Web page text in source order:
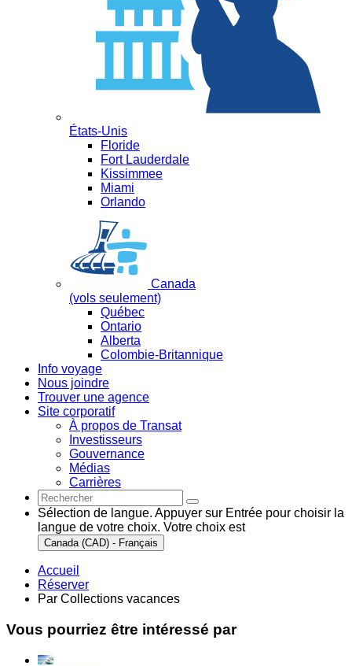
États-Unis
Floride
Fort Lauderdale
Kissimmee
Miami
Orlando
Canada
(vols seulement)
Québec
Ontario
Alberta
Colombie-Britannique
Info voyage
Nous joindre
Trouver une agence
Site corporatif
À propos de Transat
Investisseurs
Gouvernance
Médias
Carrières
Sélection de langue. Appuyer sur Entrée pour choisir la
langue de votre choix. Votre choix est
Canada (CAD) - Français
Accueil
Réserver
Par Collections vacances
Vous pourriez être intéressé par